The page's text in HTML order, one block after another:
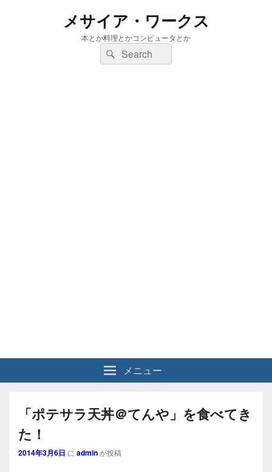
メサイア・ワークス
本とか料理とかコンピュータとか
検
索:
検
索
メニュー
「ポテサラ天丼＠てんや」を食べてき
た！
2014年3月6日 に adminが投稿